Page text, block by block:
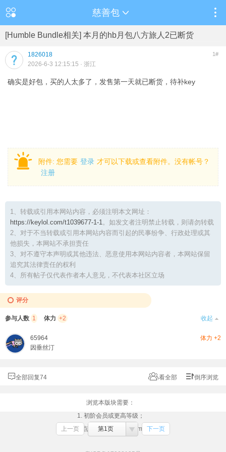
慈善包
[Humble Bundle相关] 本月的hb月包八方旅人2已断货
1826018 1#
2026-6-3 12:15:15 · 浙江
确实是好包，买的人太多了，发售第一天就已断货，待补key
附件: 您需要 登录 才可以下载或查看附件。没有帐号？
注册
1、转载或引用本网站内容，必须注明本文网址：
https://keylol.com/t1039677-1-1。如发文者注明禁止转载，则请勿转载
2、对于不当转载或引用本网站内容而引起的民事纷争、行政处理或其
他损失，本网站不承担责任
3、对不遵守本声明或其他违法、恶意使用本网站内容者，本网站保留
追究其法律责任的权利
4、所有帖子仅代表作者本人意见，不代表本社区立场
评分
参与人数 1 体力 +2 收起
65964
体力 +2
因垂丝汀
全部回复74 看全部 倒序浏览
浏览本版块需要：
1. 初阶会员或更高等级；
2. （点击此处）绑定Steam账号
上一页 第1页 下一页